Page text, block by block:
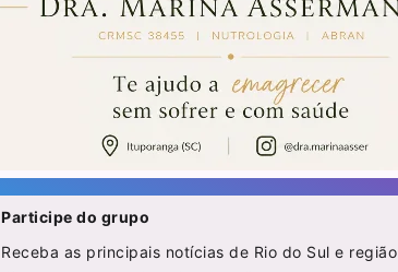
Participe do grupo
Receba as principais notícias de Rio do Sul e região